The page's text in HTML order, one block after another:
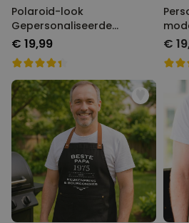
Polaroid-look
Gepersonaliseerde
Geurhanger set van 2
€ 19,99 €